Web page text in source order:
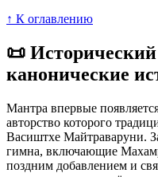
↑ К оглавлению
📜
канонические
Мантра впервые
авторство которого
Васиштхе Майтраваруни.
гимна, включающие
поздним добавлением и